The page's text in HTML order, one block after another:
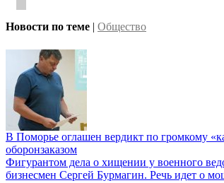
Новости по теме | Общество
В Поморье оглашен вердикт по громкому
оборонзаказом
Фигурантом дела о хищении у военного
бизнесмен Сергей Бурмагин. Речь идет о